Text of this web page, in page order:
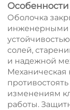
Особенности
Оболочка
инженерными
солей,
и надежной
Механическая
изменениям
работы.